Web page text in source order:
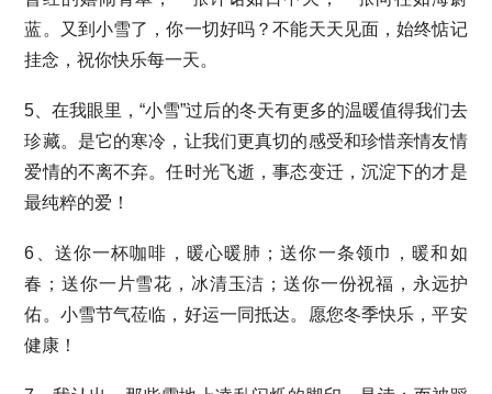
蓝。又到小雪了，你一切好吗？不能天天见面，始终惦记
挂念，祝你快乐每一天。
5、在我眼里，“小雪”过后的冬天有更多的温暖值得我们去
珍藏。是它的寒冷，让我们更真切的感受和珍惜亲情友情
爱情的不离不弃。任时光飞逝，事态变迁，沉淀下的才是
最纯粹的爱！
6、送你一杯咖啡，暖心暖肺；送你一条领巾，暖和如
春；送你一片雪花，冰清玉洁；送你一份祝福，永远护
佑。小雪节气莅临，好运一同抵达。愿您冬季快乐，平安
健康！